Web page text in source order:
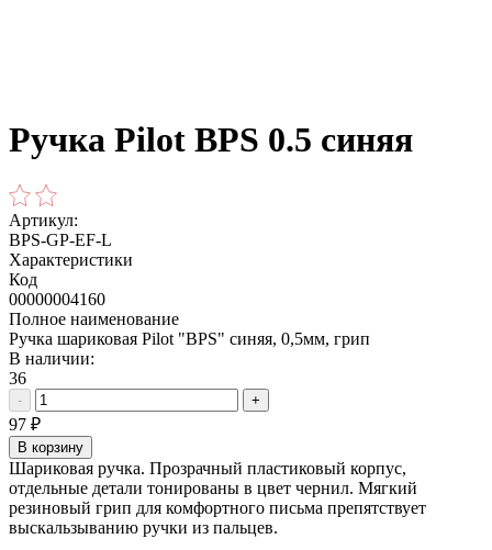
Ручка Pilot BPS 0.5 синяя
Артикул:
BPS-GP-EF-L
Характеристики
Код
00000004160
Полное наименование
Ручка шариковая Pilot "BPS" синяя, 0,5мм, грип
В наличии:
36
- +
97 ₽
В корзину
Шариковая ручка. Прозрачный пластиковый корпус,
отдельные детали тонированы в цвет чернил. Мягкий
резиновый грип для комфортного письма препятствует
выскальзыванию ручки из пальцев.